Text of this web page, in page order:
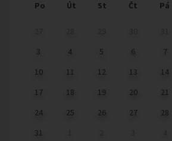
Po Út St Čt Pá
3
4 5 6 7
10
11 12 13 14
17
18 19 20 21
24
25 26 27 28
31